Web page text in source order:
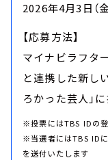
2026年4月3日（
【応募方法】
マイナビラフタ
と連携した新し
ろかった芸人」
※投票にはTBS IDの登
※当選者にはTBS ID
を送付いたします